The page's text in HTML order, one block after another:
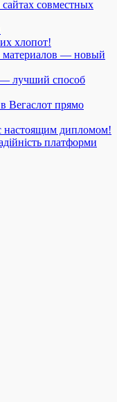
совместных
хлопот!
— новый
лучший способ
Вегаслот прямо
настоящим дипломом!
платформи